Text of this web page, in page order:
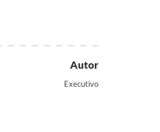
Autor
Executivo